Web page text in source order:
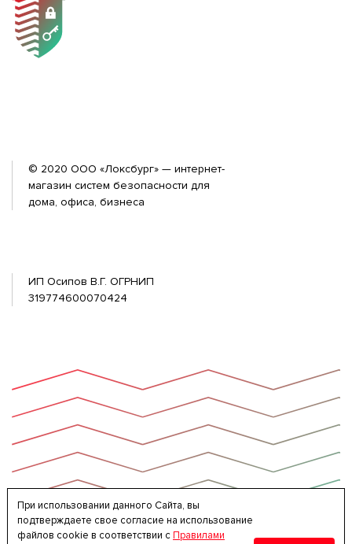
При использовании данного Сайта, вы
подтверждаете свое согласие на использование
файлов cookie в соответствии сПравилами
© 2020 ООО «Локсбург» — интернет-
магазин систем безопасности для
дома, офиса, бизнеса
ИП Осипов В.Г. ОГРНИП
319774600070424